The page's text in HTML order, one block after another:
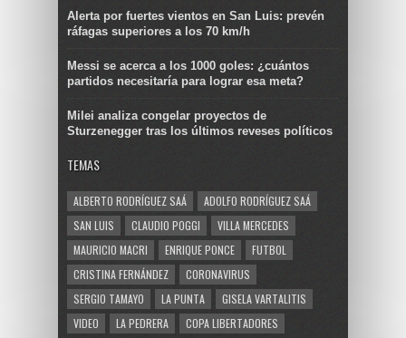
Alerta por fuertes vientos en San Luis: prevén
ráfagas superiores a los 70 km/h
Messi se acerca a los 1000 goles: ¿cuántos
partidos necesitaría para lograr esa meta?
Milei analiza congelar proyectos de
Sturzenegger tras los últimos reveses políticos
TEMAS
ALBERTO RODRÍGUEZ SAÁ
ADOLFO RODRÍGUEZ SAÁ
SAN LUIS
CLAUDIO POGGI
VILLA MERCEDES
MAURICIO MACRI
ENRIQUE PONCE
FUTBOL
CRISTINA FERNÁNDEZ
CORONAVIRUS
SERGIO TAMAYO
LA PUNTA
GISELA VARTALITIS
VIDEO
LA PEDRERA
COPA LIBERTADORES